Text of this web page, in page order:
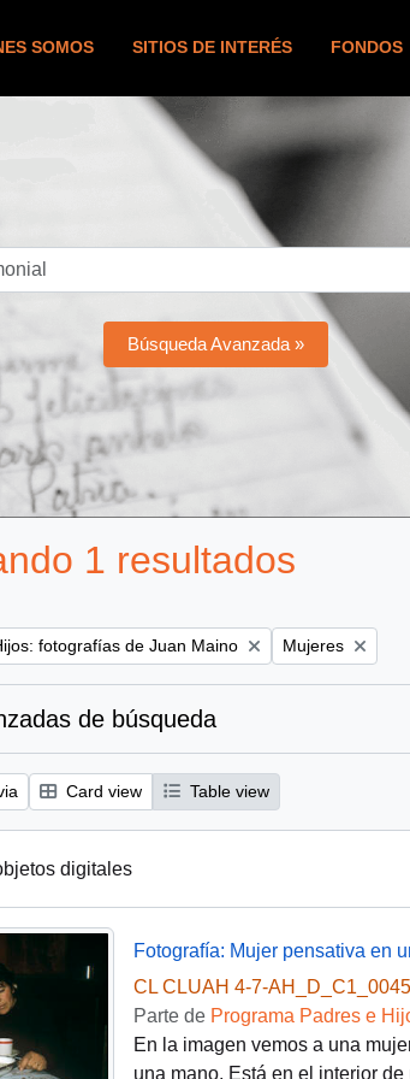
SOMOS SITIOS DE INTERÉS FONDOS
Búsqueda Avanzada »
1 resultados
fotografías de Juan Maino Remove filter:
Mujeres
de búsqueda
Card view Table view
digitales
Fotografía: Mujer pensativa en
CL CLUAH 4-7-AH_D_C1_0045
Parte de Programa Padres e
En la imagen vemos a una
una mano. Está en el interior de